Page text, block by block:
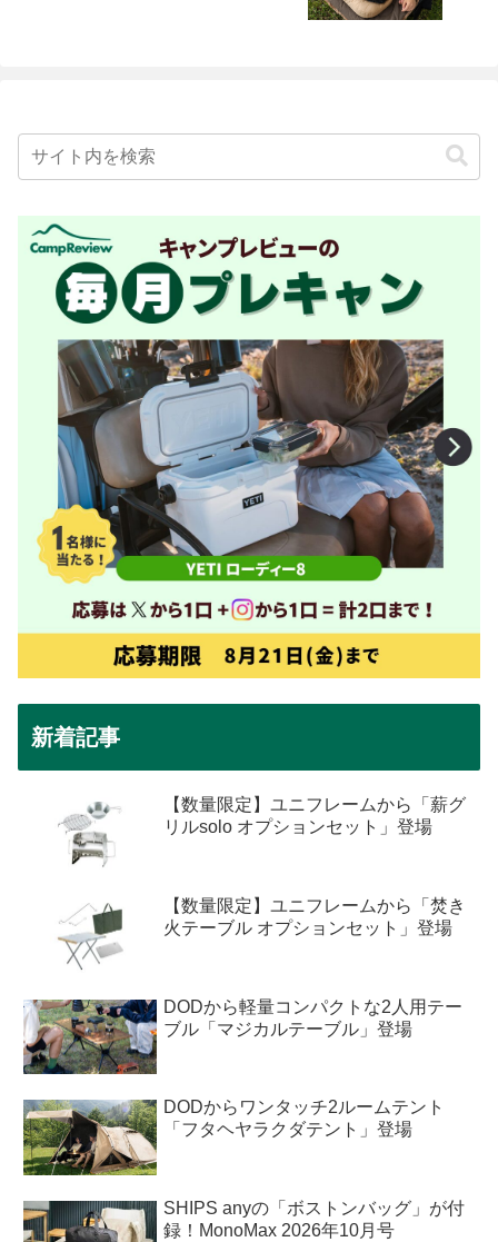
新着記事
【数量限定】ユニフレームから「薪グ
リルsolo オプションセット」登場
【数量限定】ユニフレームから「焚き
火テーブル オプションセット」登場
DODから軽量コンパクトな2人用テー
ブル「マジカルテーブル」登場
DODからワンタッチ2ルームテント
「フタヘヤラクダテント」登場
SHIPS anyの「ボストンバッグ」が付
録！MonoMax 2026年10月号